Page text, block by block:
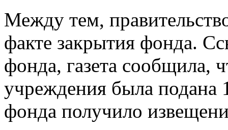
Между тем,
факте закрытия фонда.
фонда, газета сообщила,
учреждения была подана
фонда получило